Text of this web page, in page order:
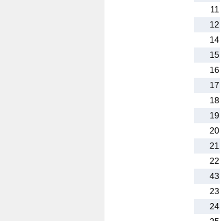
11
12
14
15
16
17
18
19
20
21
22
43
23
24